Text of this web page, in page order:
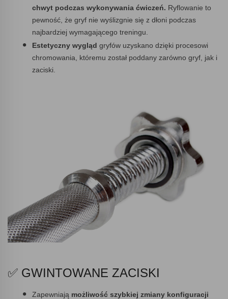
chwyt podczas wykonywania ćwiczeń. Ryflowanie to
pewność, że gryf nie wyślizgnie się z dłoni podczas
najbardziej wymagającego treningu.
Estetyczny wygląd gryfów uzyskano dzięki procesowi
chromowania, któremu został poddany zarówno gryf, jak i
zaciski.
✅ GWINTOWANE ZACISKI
Zapewniają możliwość szybkiej zmiany konfiguracji